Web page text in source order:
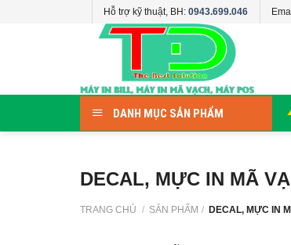
Hỗ trợ kỹ thuật, BH: 0943.699.046
DANH MỤC SẢN PHẨM
DECAL, MỰC IN MÃ
TRANG CHỦ / SẢN PHẨM / DECAL, MỰC IN